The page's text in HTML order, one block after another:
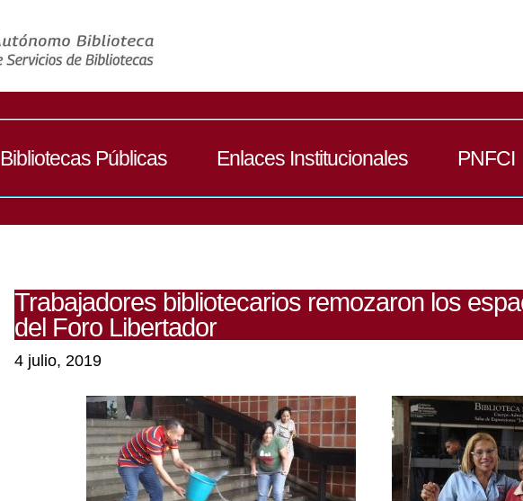
Bibliotecas Públicas Enlaces Institucionales PNFCI
Trabajadores bibliotecarios remozaron los
del Foro Libertador
4 julio, 2019